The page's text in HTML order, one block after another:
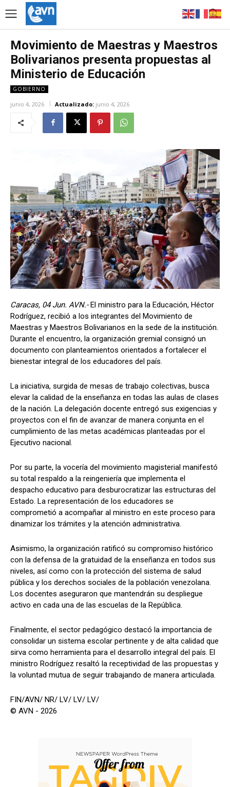
Movimiento de Maestras y Maestros
Bolivarianos presenta propuestas al
Ministerio de Educación
GOBIERNO
junio 4, 2026 Actualizado: junio 4, 2026
Caracas, 04 Jun. AVN.-El ministro para la Educación, Héctor
Rodríguez, recibió a los integrantes del Movimiento de
Maestras y Maestros Bolivarianos en la sede de la institución.
Durante el encuentro, la organización gremial consignó un
documento con planteamientos orientados a fortalecer el
bienestar integral de los educadores del país.
La iniciativa, surgida de mesas de trabajo colectivas, busca
elevar la calidad de la enseñanza en todas las aulas de clases
de la nación. La delegación docente entregó sus exigencias y
proyectos con el fin de avanzar de manera conjunta en el
cumplimiento de las metas académicas planteadas por el
Ejecutivo nacional.
Por su parte, la vocería del movimiento magisterial manifestó
su total respaldo a la reingeniería que implementa el
despacho educativo para desburocratizar las estructuras del
Estado. La representación de los educadores se
comprometió a acompañar al ministro en este proceso para
dinamizar los trámites y la atención administrativa.
Asimismo, la organización ratificó su compromiso histórico
con la defensa de la gratuidad de la enseñanza en todos sus
niveles, así como con la protección del sistema de salud
pública y los derechos sociales de la población venezolana.
Los docentes aseguraron que mantendrán su despliegue
activo en cada una de las escuelas de la República.
Finalmente, el sector pedagógico destacó la importancia de
consolidar un sistema escolar pertinente y de alta calidad que
sirva como herramienta para el desarrollo integral del país. El
ministro Rodríguez resaltó la receptividad de las propuestas y
la voluntad mutua de seguir trabajando de manera articulada.
FIN/AVN/ NR/ LV/ LV/ LV/
© AVN - 2026